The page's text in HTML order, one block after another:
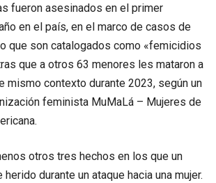
fueron asesinados en el primer
en el país, en el marco de casos de
que son catalogados como «femicidios
que a otros 63 menores les mataron a
mismo contexto durante 2023, según un
feminista MuMaLá – Mujeres de
otros tres hechos en los que un
durante un ataque hacia una mujer.